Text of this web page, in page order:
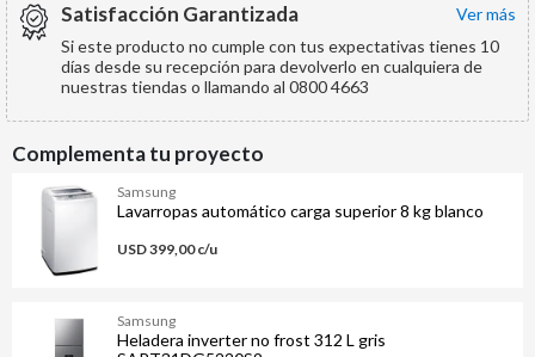
Satisfacción Garantizada
ver más
Si este producto no cumple con tus expectativas tienes 10
días desde su recepción para devolverlo en cualquiera de
nuestras tiendas o llamando al 0800 4663
Complementa tu proyecto
Samsung
Lavarropas automático carga superior 8 kg blanco
USD 399,00 c/u
Samsung
Heladera inverter no frost 312 L gris